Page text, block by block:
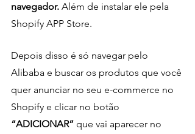
navegador. Além de instalar ele pela
Shopify APP Store.
Depois disso é só navegar pelo
Alibaba e buscar os produtos que você
quer anunciar no seu e-commerce no
Shopify e clicar no botão
“ADICIONAR” que vai aparecer no